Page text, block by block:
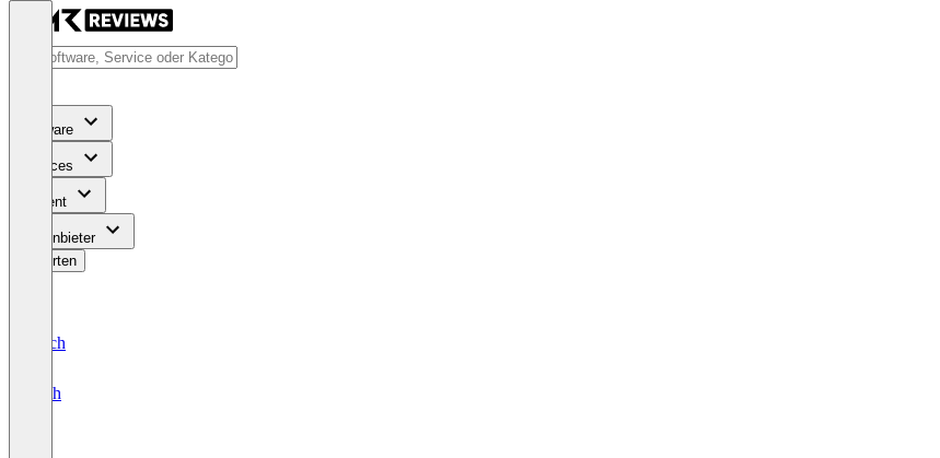
Software
Services
Content
Für Anbieter
Bewerten
Deutsch
English